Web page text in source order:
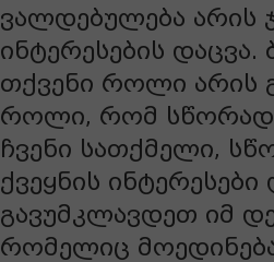
ვალდებულება არის
ინტერესების დაცვა.
თქვენი როლი არის
როლი, რომ სწორად
ჩვენი სათქმელი,
ქვეყნის
გავუმკლავდეთ იმ
რომელიც